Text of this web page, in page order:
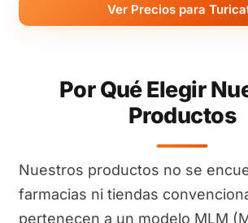
Ver Precios para
Por Qué Elegir
Productos
Nuestros productos no se
farmacias ni tiendas
pertenecen a un modelo MLM